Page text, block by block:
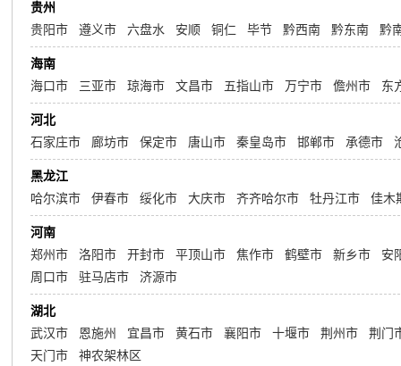
贵州
贵阳市
遵义市 六盘水 安顺 铜仁 毕节 黔西南 黔东南 黔
海南
海口市
三亚市 琼海市 文昌市 五指山市 万宁市 儋州市 东
河北
石家庄市
廊坊市 保定市 唐山市 秦皇岛市 邯郸市 承德市
黑龙江
哈尔滨市
伊春市 绥化市 大庆市 齐齐哈尔市 牡丹江市 佳木
河南
郑州市
洛阳市 开封市 平顶山市 焦作市 鹤壁市 新乡市
安
周口市
驻马店市 济源市
湖北
武汉市
恩施州 宜昌市 黄石市 襄阳市 十堰市 荆州市
荆门
天门市
神农架林区